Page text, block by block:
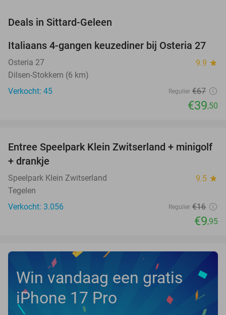
Deals in Sittard-Geleen
41%
TODAY
Italiaans 4-gangen keuzediner bij Osteria 27
Osteria 27 9.9 star
Dilsen-Stokkem (6 km)
Verkocht: 45
Regulier €67
€39,50
38%
Entree Speelpark Klein Zwitserland + minigolf
+ drankje
Speelpark Klein Zwitserland 9.5 star
Tegelen
Verkocht: 3.056
Regulier €16
€9,95
Win vandaag een gratis
iPhone 17 Pro